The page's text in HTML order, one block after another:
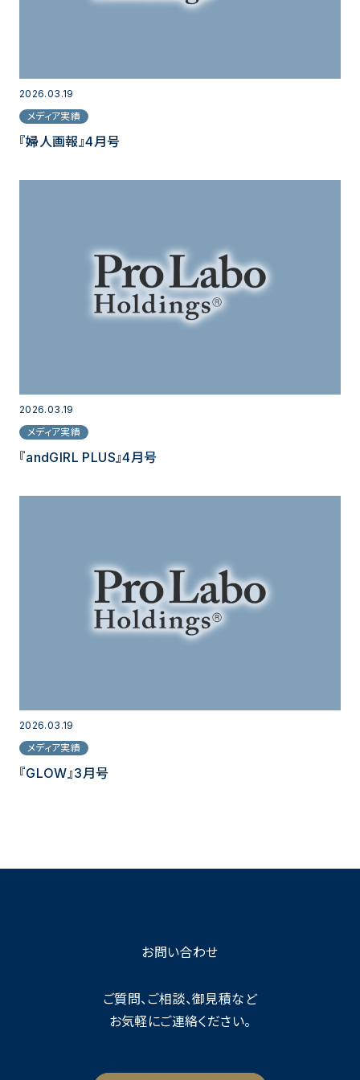
2026.03.19
メディア実績
『婦人画報』4月号
2026.03.19
メディア実績
『andGIRL PLUS』4月号
2026.03.19
メディア実績
『GLOW』3月号
お問い合わせ
ご質問、ご相談、御見積など
お気軽にご連絡ください。